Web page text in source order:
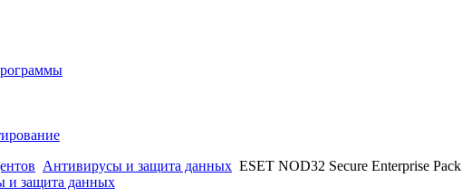
Антивирусы и защита данных ESET NOD32 Secure Enterprise Pack
и защита данных